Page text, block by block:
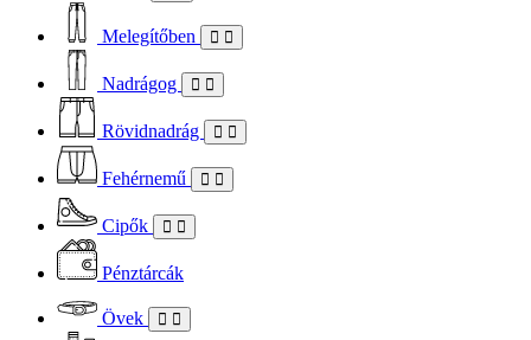
Melegítőben
Nadrágog
Rövidnadrág
Fehérnemű
Cipők
Pénztárcák
Övek